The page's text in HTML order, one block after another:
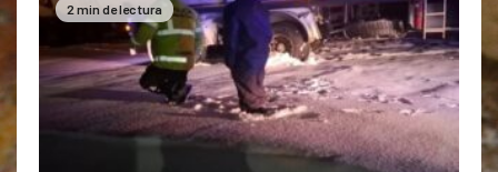
2 min de lectura